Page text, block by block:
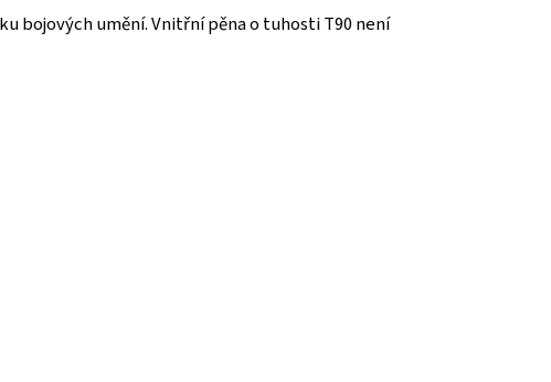
bojových umění. Vnitřní pěna o tuhosti T90 není